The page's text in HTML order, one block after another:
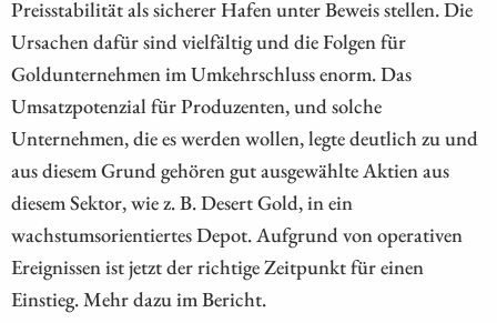
Preisstabilität als sicherer Hafen unter Beweis stellen. Die
Ursachen dafür sind vielfältig und die Folgen für
Goldunternehmen im Umkehrschluss enorm. Das
Umsatzpotenzial für Produzenten, und solche
Unternehmen, die es werden wollen, legte deutlich zu und
aus diesem Grund gehören gut ausgewählte Aktien aus
diesem Sektor, wie z. B. Desert Gold, in ein
wachstumsorientiertes Depot. Aufgrund von operativen
Ereignissen ist jetzt der richtige Zeitpunkt für einen
Einstieg. Mehr dazu im Bericht.